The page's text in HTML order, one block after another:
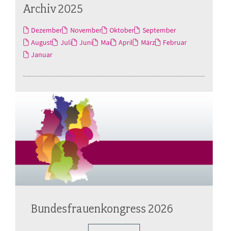
Archiv 2025
Dezember November Oktober
September
August
Juli Juni Mai April März
Februar
Januar
Bundesfrauenkongress 2026